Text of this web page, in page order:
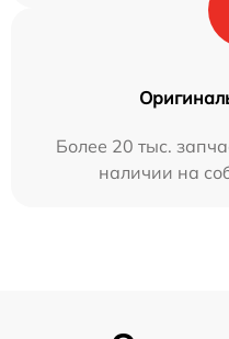
Более 20 тыс.
наличии на